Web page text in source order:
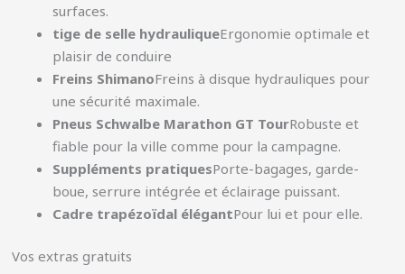
surfaces.
tige de selle hydrauliqueErgonomie optimale et
plaisir de conduire
Freins ShimanoFreins à disque hydrauliques pour
une sécurité maximale.
Pneus Schwalbe Marathon GT TourRobuste et
fiable pour la ville comme pour la campagne.
Suppléments pratiquesPorte-bagages, garde-
boue, serrure intégrée et éclairage puissant.
Cadre trapézoïdal élégantPour lui et pour elle.
Vos extras gratuits